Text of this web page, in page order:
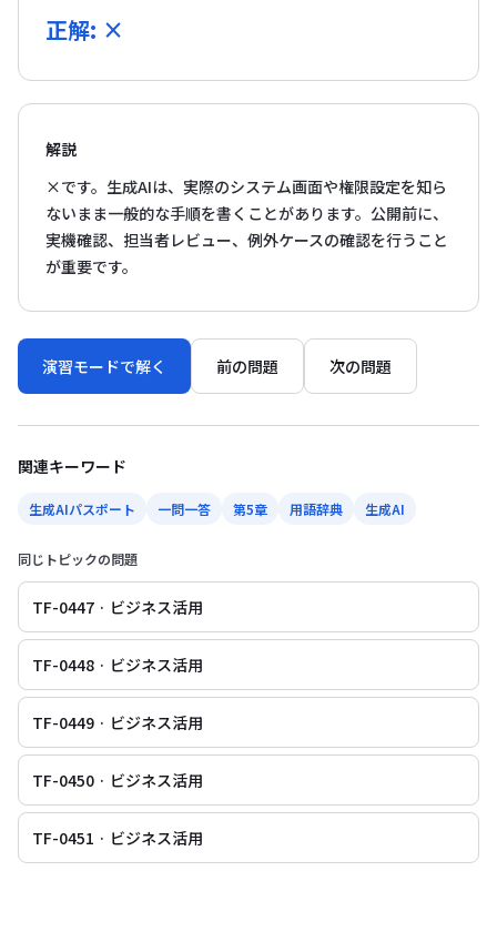
正解: ×
解説
×です。生成AIは、実際のシステム画面や権限設定を知ら
ないまま一般的な手順を書くことがあります。公開前に、
実機確認、担当者レビュー、例外ケースの確認を行うこと
が重要です。
演習モードで解く 前の問題 次の問題
関連キーワード
生成AIパスポート 一問一答 第5章 用語辞典 生成AI
同じトピックの問題
TF-0447 · ビジネス活用
TF-0448 · ビジネス活用
TF-0449 · ビジネス活用
TF-0450 · ビジネス活用
TF-0451 · ビジネス活用